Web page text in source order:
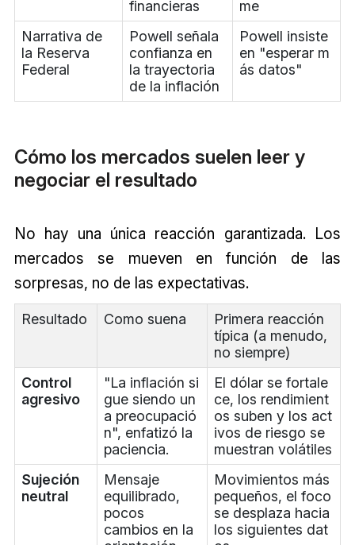
financieras
me
Narrativa de
la Reserva
Federal
Powell señala
confianza en
la trayectoria
de la inflación
Powell insiste
en "esperar m
ás datos"
Cómo los mercados suelen leer y
negociar el resultado
No hay una única reacción garantizada. Los
mercados se mueven en función de las
sorpresas, no de las expectativas.
Resultado Como suena
Primera reacción
típica (a menudo,
no siempre)
Control
agresivo
"La inflación si
gue siendo un
a preocupació
n", enfatizó la
paciencia.
El dólar se fortale
ce, los rendimient
os suben y los act
ivos de riesgo se
muestran volátiles
Sujeción
neutral
Mensaje
equilibrado,
pocos
cambios en la
Movimientos más
pequeños, el foco
se desplaza hacia
los siguientes dat